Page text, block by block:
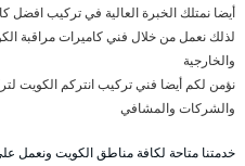
أيضا نمتلك الخبرة العالية في تركيب افضل
لذلك نعمل من خلال فني كاميرات مراقبة
والخارجية
نؤمن لكم أيضا فني تركيب انتركم الكويت
والشركات والمشافي
خدمتنا متاحة لكافة مناطق الكويت ونعمل